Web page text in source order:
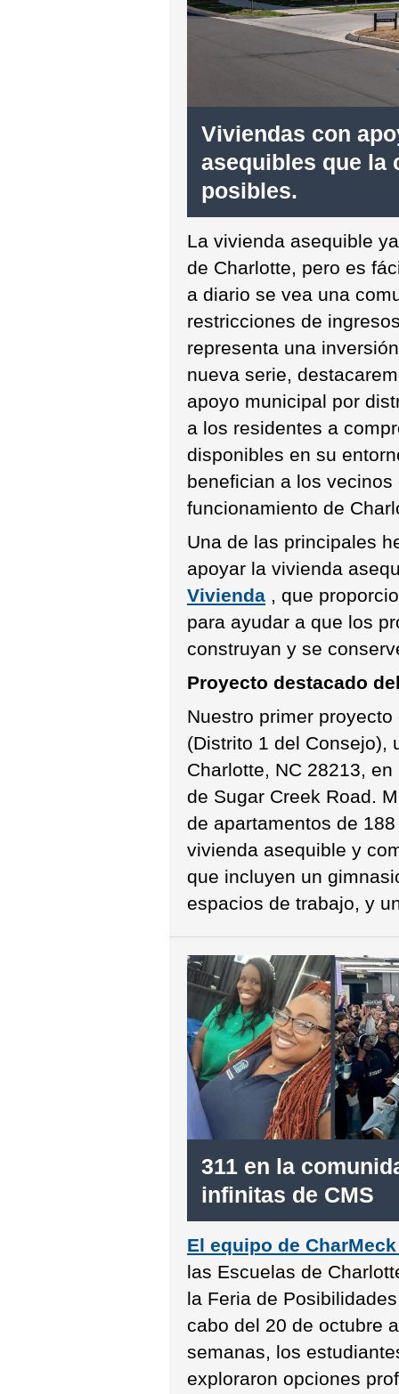
Viviendas con
asequibles que la
posibles.
La vivienda asequible
de Charlotte, pero es
a diario se vea una
restricciones de
representa una
nueva serie,
apoyo municipal por
a los residentes a
disponibles en su
benefician a los
funcionamiento de
Una de las principales
apoyar la vivienda
Vivienda , que
para ayudar a que los
construyan y se
Proyecto destacado
Nuestro primer
(Distrito 1 del Consejo),
Charlotte, NC 28213,
de Sugar Creek Road.
de apartamentos de
vivienda asequible y
que incluyen un
espacios de trabajo, y
311 en la
infinitas de CMS
El equipo de CharMeck
las Escuelas de
la Feria de
cabo del 20 de octubre
semanas, los
exploraron opciones